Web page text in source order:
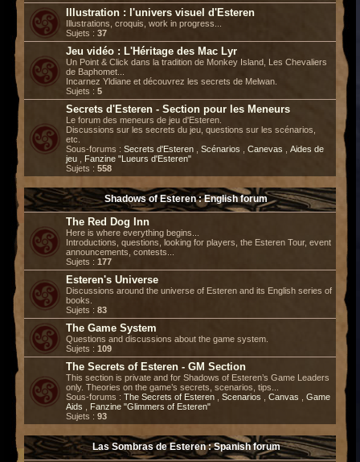
Illustration : l'univers visuel d'Esteren
Illustrations, croquis, work in progress...
Sujets : 37
Jeu vidéo : L'Héritage des Mac Lyr
Un Point & Click dans la tradition de Monkey Island, Les Chevaliers
de Baphomet...
Incarnez Yldiane et découvrez les secrets de Melwan.
Sujets : 5
Secrets d'Esteren - Section pour les Meneurs
Le forum des meneurs de jeu d'Esteren.
Discussions sur les secrets du jeu, questions sur les scénarios,
etc.
Sous-forums : Secrets d'Esteren Scénarios Canevas
Aides de
jeu
Fanzine "Lueurs d'Esteren"
Sujets : 558
Shadows of Esteren : English forum
The Red Dog Inn
Here is where everything begins...
Introductions, questions, looking for players, the Esteren Tour, event
announcements, contests...
Sujets : 177
Esteren's Universe
Discussions around the universe of Esteren and its English series of
books.
Sujets : 83
The Game System
Questions and discussions about the game system.
Sujets : 109
The Secrets of Esteren - GM Section
This section is private and for Shadows of Esteren’s Game Leaders
only. Theories on the game’s secrets, scenarios, tips...
Sous-forums : The Secrets of Esteren Scenarios Canvas
Game
Aids
Fanzine "Glimmers of Esteren"
Sujets : 93
Las Sombras de Esteren : Spanish forum